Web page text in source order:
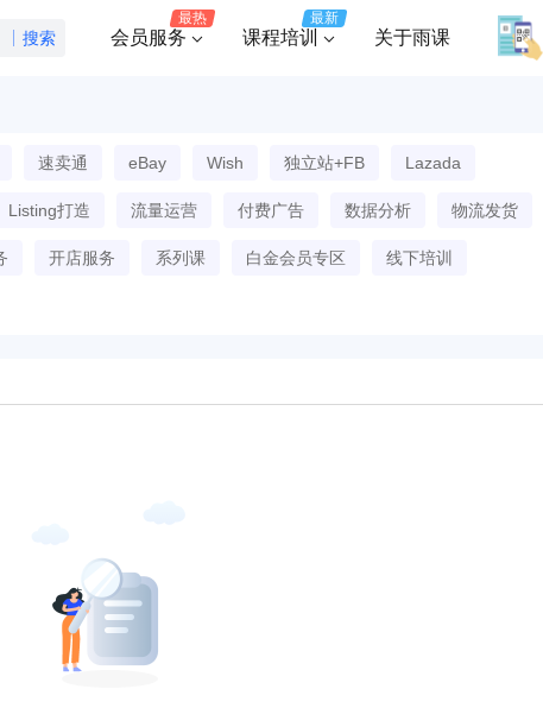
搜索 会员服务
最热
课程培训
最新
关于雨课
速卖通 eBay Wish 独立站+FB Lazada
Listing打造 流量运营 付费广告 数据分析 物流发货
开店服务 系列课 白金会员专区 线下培训